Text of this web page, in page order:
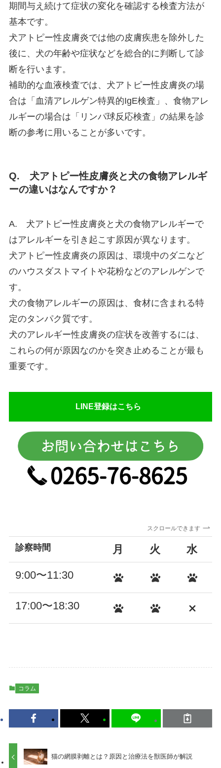
期間与え続けて症状の変化を確認する検査方法が
基本です。
犬アトピー性皮膚炎では他の皮膚疾患を除外した
後に、犬の年齢や症状などを総合的に判断して診
断を行います。
補助的な血液検査では、犬アトピー性皮膚炎の場
合は「血清アレルゲン特異的IgE検査」、食物アレ
ルギーの場合は「リンパ球反応検査」の結果を診
断の参考に用いることが多いです。
Q. 犬アトピー性皮膚炎と犬の食物アレルギ
ーの違いはなんですか？
A. 犬アトピー性皮膚炎と犬の食物アレルギーで
はアレルギーを引き起こす原因が異なります。
犬アトピー性皮膚炎の原因は、環境中のダニなど
のハウスダストマイトや花粉などのアレルゲンで
す。
犬の食物アレルギーの原因は、食材に含まれる特
定のタンパク質です。
犬のアレルギー性皮膚炎の症状を改善するには、
これらの何が原因なのかを突き止めることが最も
重要です。
LINE登録はこちら
スクロールできます
診察時間 月 火 水
9:00〜11:30
17:00〜18:30
コラム
猫の網膜剥離とは？原因と治療法を獣医師が解説